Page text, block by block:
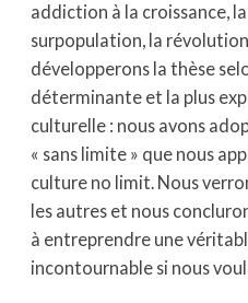
addiction à la croissance,
surpopulation, la
développerons la thèse
déterminante et la plus
culturelle : nous avons
« sans limite » que nous
culture no limit. Nous
les autres et nous
à entreprendre une
incontournable si nous